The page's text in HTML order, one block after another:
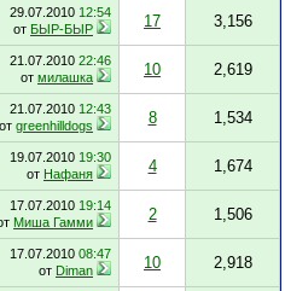
29.07.2010 12:54
от БЫР-БЫР 17 3,156
21.07.2010 22:46
от милашка 10 2,619
21.07.2010 12:43
от greenhilldogs 8 1,534
19.07.2010 19:30
от Нафаня 4 1,674
17.07.2010 19:14
Миша Гамми 2 1,506
17.07.2010 08:47
от Diman 10 2,918